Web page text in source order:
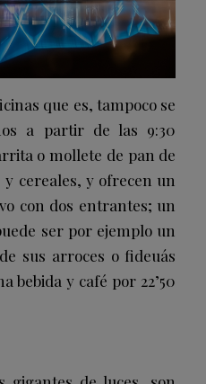
que es, tampoco se
a partir de las 9:30
o mollete de pan de
cereales, y ofrecen un
con dos entrantes; un
ser por ejemplo un
sus arroces o fideuás
bebida y café por 22’50